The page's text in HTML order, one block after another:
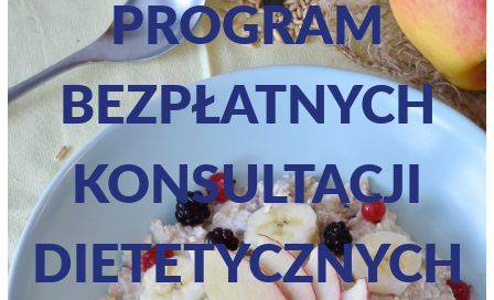
PROGRAM
BEZPŁATNYCH
KONSULTACJI
DIETETYCZNYCH